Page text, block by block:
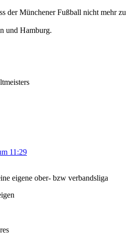
der Münchener Fußball nicht mehr zu
und Hamburg.
11:29
eigene ober- bzw verbandsliga